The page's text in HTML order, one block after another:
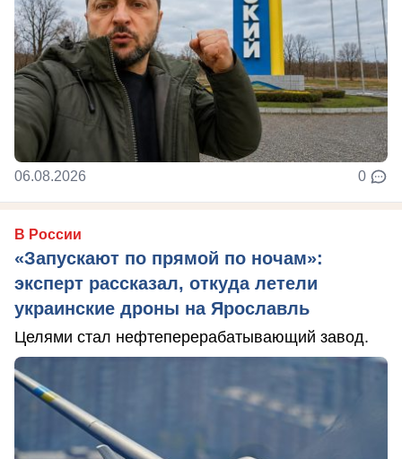
06.08.2026 0
В России
«Запускают по прямой по ночам»:
эксперт рассказал, откуда летели
украинские дроны на Ярославль
Целями стал нефтеперерабатывающий завод.